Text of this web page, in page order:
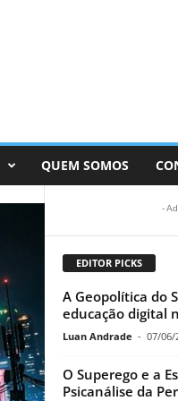
QUEM SOMOS
-
EDITOR PICKS
A Geopolítica do
educação digital
Luan Andrade - 07/06/
O Superego e a
Psicanálise da